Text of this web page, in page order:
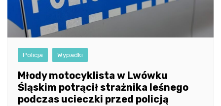
Policja Wypadki
Młody motocyklista w Lwówku
Śląskim potrącił strażnika leśnego
podczas ucieczki przed policją